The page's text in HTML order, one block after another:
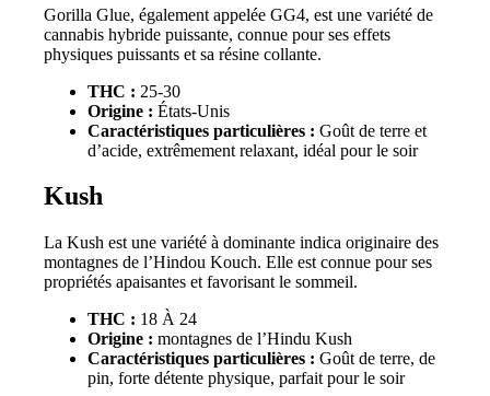
Gorilla Glue, également appelée GG4, est une variété de
cannabis hybride puissante, connue pour ses effets
physiques puissants et sa résine collante.
THC : 25-30
Origine : États-Unis
Caractéristiques particulières : Goût de terre et
d’acide, extrêmement relaxant, idéal pour le soir
Kush
La Kush est une variété à dominante indica originaire des
montagnes de l’Hindou Kouch. Elle est connue pour ses
propriétés apaisantes et favorisant le sommeil.
THC : 18 À 24
Origine : montagnes de l’Hindu Kush
Caractéristiques particulières : Goût de terre, de
pin, forte détente physique, parfait pour le soir